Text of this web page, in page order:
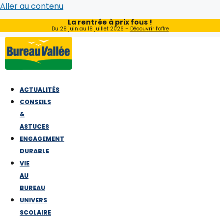
Aller au contenu
La rentrée à prix fous !
Du 28 juin au 18 juillet 2026 – Découvrir l’offre
ACTUALITÉS
CONSEILS
&
ASTUCES
ENGAGEMENT
DURABLE
VIE
AU
BUREAU
UNIVERS
SCOLAIRE